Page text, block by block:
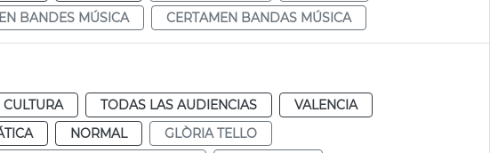
BANDES MÚSICA CERTAMEN BANDAS MÚSICA
CULTURA TODAS LAS AUDIENCIAS
VALENCIA
NORMAL
GLÒRIA TELLO